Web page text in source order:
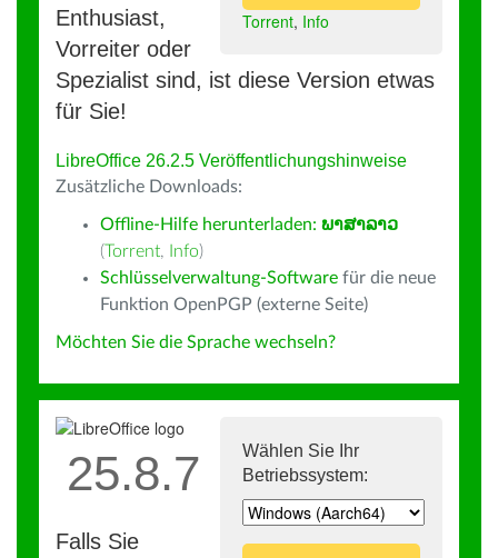
Torrent, Info
Enthusiast,
Vorreiter oder
Spezialist sind, ist diese Version etwas
für Sie!
LibreOffice 26.2.5 Veröffentlichungshinweise
Zusätzliche Downloads:
Offline-Hilfe herunterladen: ພາສາລາວ
(Torrent, Info)
Schlüsselverwaltung-Software für die neue
Funktion OpenPGP (externe Seite)
Möchten Sie die Sprache wechseln?
Wählen Sie Ihr
Betriebssystem:
25.8.7
Falls Sie